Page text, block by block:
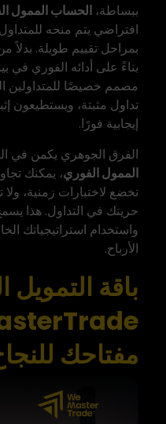
ببساطة، الحساب الممول
افتراضي يتم منحه
بمراحل تقييم طويلة. بدلاً
بناءً على أدائه الفوري في
مصمم خصيصًا للمتداولين
تداول مثبتة، ويستطيعون
إيجابية فورًا.
الفرق الجوهري يكمن في
الممول الفوري، يمكنك
تخضع لاختبارات زمنية،
حريتك في التداول. هذا
واستخدام استراتيجياتك
الأرباح.
باقة
مفتاحك